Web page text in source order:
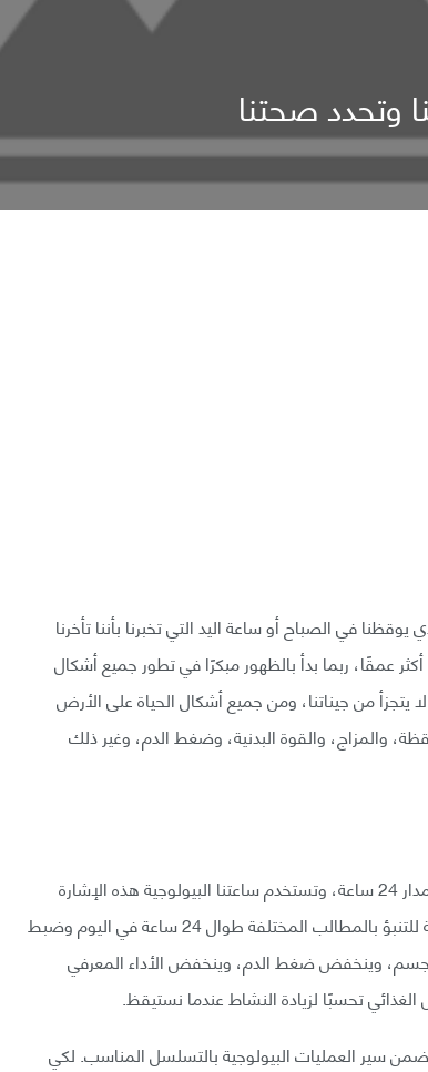
وتحدد صحتنا
في الصباح أو ساعة اليد التي تخبرنا بأننا تأخرنا
عمقًا، ربما بدأ بالظهور مبكرًا في تطور جميع أشكال
بيولوجية تحدد مرور نحو 24 ساعة جزءٌ لا يتجزأ من جيناتنا، ومن جميع أشكال الحياة على الأرض
والمزاج، والقوة البدنية، وضغط الدم، وغير ذلك
في ظل الظروف العادية، نشهد نمطًا من الضوء والظلام على مدار 24 ساعة، وتستخدم ساعتنا البيولوجية هذه الإشارة
لمواءمة الوقت البيولوجي مع النهار والليل، ثم تُستخدم الساعة للتنبؤ بالمطالب المختلفة طوال 24 ساعة في اليوم وضبط
وينخفض ضغط الدم، وينخفض الأداء المعرفي
الغذائي تحسبًا لزيادة النشاط عندما نستيقظ.
سير العمليات البيولوجية بالتسلسل المناسب. لكي